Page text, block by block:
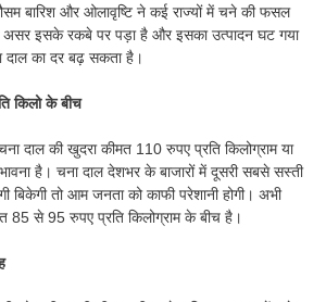
बारिश और ओलावृष्टि ने कई राज्यों में चने की फसल
असर इसके रकबे पर पड़ा है और इसका उत्पादन घट गया
दाल का दर बढ़ सकता है।
किलो के बीच
चना दाल की खुदरा कीमत 110 रुपए प्रति किलोग्राम या
है। चना दाल देशभर के बाजारों में दूसरी सबसे सस्ती
बिकेगी तो आम जनता को काफी परेशानी होगी। अभी
85 से 95 रुपए प्रति किलोग्राम के बीच है।